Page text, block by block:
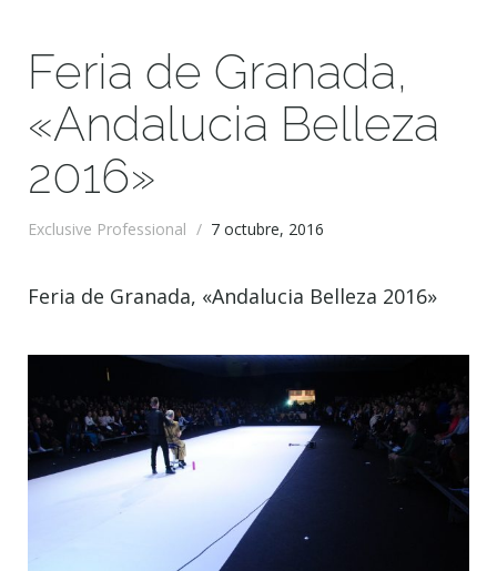
Feria de Granada,
«Andalucia Belleza
2016»
Exclusive Professional / 7 octubre, 2016
Feria de Granada, «Andalucia Belleza 2016»